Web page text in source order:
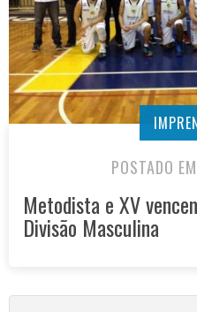
POSTADO
Metodista e XV
Divisão Masculina